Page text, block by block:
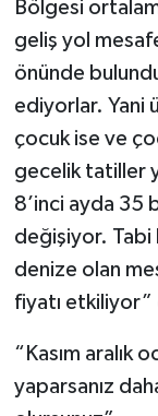
Bölgesi
geliş yol
önünde
ediyorlar. Yani
çocuk ise ve
gecelik tatiller
8’inci ayda 35
değişiyor. Tabi
denize olan
fiyatı
“Kasım aralık
yaparsanız